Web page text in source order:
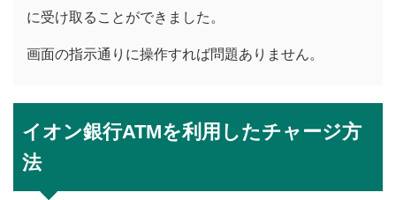
に受け取ることができました。
画面の指示通りに操作すれば問題ありません。
イオン銀行ATMを利用したチャージ方
法